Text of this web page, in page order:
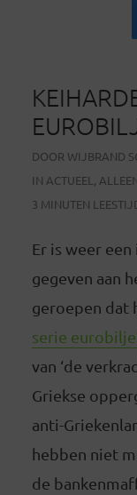
DOOR WIJBRAND
IN ACTUEEL ,
3 MINUTEN
Er is weer
gegeven aan
geroepen dat
serie
van ‘de
Griekse
anti-
hebben niet
de